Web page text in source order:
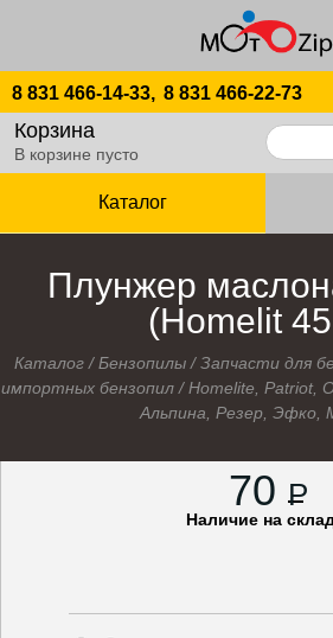
8 831 466-14-33, 8 831 466-22-73
Корзина
В корзине пусто
Каталог
Плунжер
(Homelit
Каталог /Бензопилы /Запчасти для
импортных бензопил /Homelite, Patriot,
Альпина, Резер, Эфко,
70 P
Наличие на